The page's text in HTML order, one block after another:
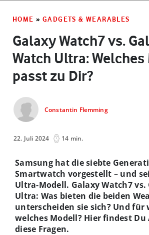
HOME » GADGETS & WEARABLES
Galaxy Watch7 vs.
Watch Ultra:
passt zu Dir?
Constantin Flemming
22. Juli 2024 14 min.
Samsung hat die siebte
Smartwatch vorgestellt – und
Ultra-Modell. Galaxy Watch7 vs.
Ultra: Was bieten die beiden
unterscheiden sie sich? Und für
welches Modell? Hier findest
diese Fragen.